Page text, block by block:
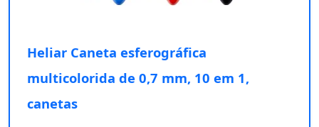
Heliar Caneta esferográfica
multicolorida de 0,7 mm, 10 em 1,
canetas